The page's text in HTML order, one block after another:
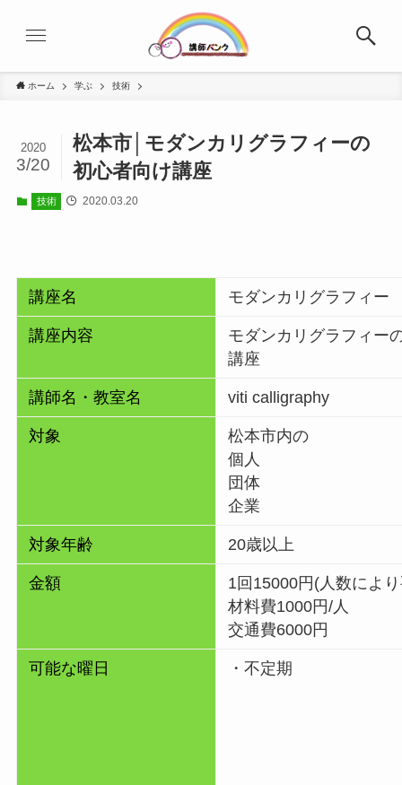
ホーム 学ぶ 技術
松本市│モダンカリグラフィーの
初心者向け講座
2020
3/20
技術 2020.03.20
講座名 モダンカリグラフィー
講座内容
モダンカリグラフィー
講座
講師名・教室名 viti calligraphy
対象
松本市内の
個人
団体
企業
対象年齢 20歳以上
金額
1回15000円(人数によ
材料費1000円/人
交通費6000円
可能な曜日 ・不定期